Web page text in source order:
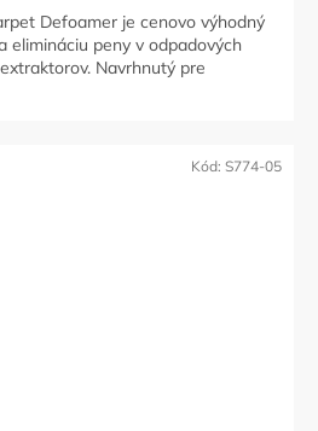
Defoamer je cenovo výhodný
elimináciu peny v odpadových
Navrhnutý pre
Kód: S774-05